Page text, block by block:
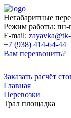
Негабаритные
Режим работы: пн-
E-mail:
+7 (938) 414-64-44
Вам перезвонить?
Заказать расчёт
Главная
Перевозки
Трал площадка